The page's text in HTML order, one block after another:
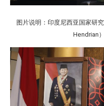
图片说明：印度尼西亚国家研
Hendrian